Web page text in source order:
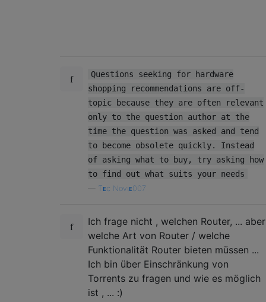
Questions seeking for hardware
shopping recommendations are off-
topic because they are often relevant
only to the question author at the
time the question was asked and tend
to become obsolete quickly. Instead
of asking what to buy, try asking how
to find out what suits your needs
Ƭᴇc Novιᴇ007
Ich frage nicht , welchen Router, ... aber
welche Art von Router / welche
Funktionalität Router bieten müssen ...
Ich bin über Einschränkung von
Torrents zu fragen und wie es möglich
ist , ... :)